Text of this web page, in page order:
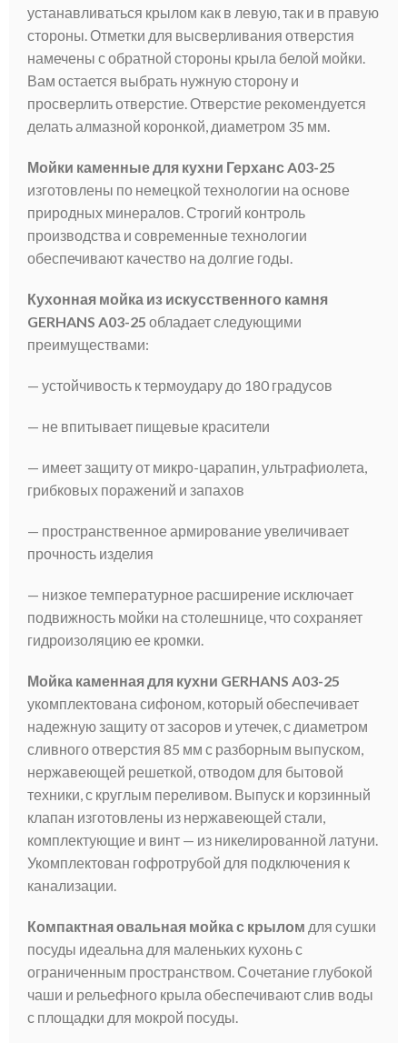
устанавливаться крылом как в левую, так и в правую
стороны. Отметки для высверливания отверстия
намечены с обратной стороны крыла белой мойки.
Вам остается выбрать нужную сторону и
просверлить отверстие. Отверстие рекомендуется
делать алмазной коронкой, диаметром 35 мм.
Мойки каменные для кухни Герханс A03-25
изготовлены по немецкой технологии на основе
природных минералов. Строгий контроль
производства и современные технологии
обеспечивают качество на долгие годы.
Кухонная мойка из искусственного камня
GERHANS A03-25 обладает следующими
преимуществами:
— устойчивость к термоудару до 180 градусов
— не впитывает пищевые красители
— имеет защиту от микро-царапин, ультрафиолета,
грибковых поражений и запахов
— пространственное армирование увеличивает
прочность изделия
— низкое температурное расширение исключает
подвижность мойки на столешнице, что сохраняет
гидроизоляцию ее кромки.
Мойка каменная для кухни GERHANS A03-25
укомплектована сифоном, который обеспечивает
надежную защиту от засоров и утечек, с диаметром
сливного отверстия 85 мм с разборным выпуском,
нержавеющей решеткой, отводом для бытовой
техники, с круглым переливом. Выпуск и корзинный
клапан изготовлены из нержавеющей стали,
комплектующие и винт — из никелированной латуни.
Укомплектован гофротрубой для подключения к
канализации.
Компактная овальная мойка с крылом для сушки
посуды идеальна для маленьких кухонь с
ограниченным пространством. Сочетание глубокой
чаши и рельефного крыла обеспечивают слив воды
с площадки для мокрой посуды.